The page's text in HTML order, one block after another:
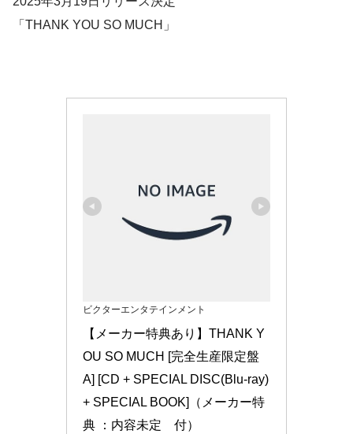
「THANK YOU SO MUCH」
ビクターエンタテインメント
【メーカー特典あり】THANK Y
OU SO MUCH [完全生産限定盤
A] [CD + SPECIAL DISC(Blu-ray)
+ SPECIAL BOOK]（メーカー特
典 ：内容未定　付）